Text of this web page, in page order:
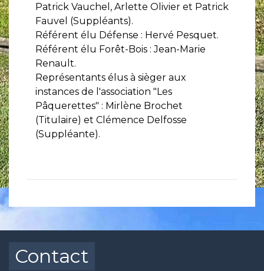
Patrick Vauchel, Arlette Olivier et Patrick
Fauvel (Suppléants).
Référent élu Défense : Hervé Pesquet.
Référent élu Forêt-Bois : Jean-Marie
Renault.
​​​​​​​Représentants élus à sièger aux
instances de l'association "Les
Pâquerettes" : Mirlène Brochet
(Titulaire) et Clémence Delfosse
(Suppléante).
Contact